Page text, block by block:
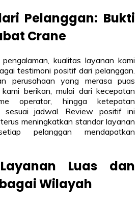
Pelanggan: Bukti
Crane
kualitas layanan kami
testimoni positif dari pelanggan.
perusahaan yang merasa puas
berikan, mulai dari kecepatan
operator, hingga ketepatan
sesuai jadwal. Review positif ini
meningkatkan standar layanan
pelanggan mendapatkan
Luas dan
Wilayah